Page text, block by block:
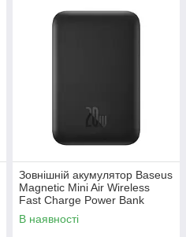
Зовнішній акумулятор Baseus
Magnetic Mini Air Wireless
Fast Charge Power Bank
6000mAh 20W Cluster
Black（With Simple Series
В наявності